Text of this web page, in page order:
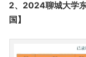
2、2024聊城大学
国】